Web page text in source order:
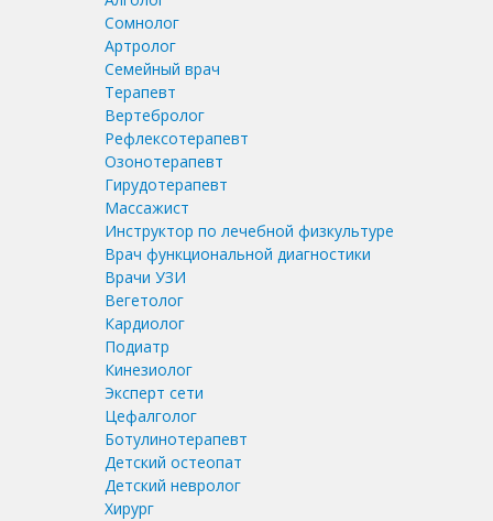
Сомнолог
Артролог
Семейный врач
Терапевт
Вертебролог
Рефлексотерапевт
Озонотерапевт
Гирудотерапевт
Массажист
Инструктор по лечебной физкультуре
Врач функциональной диагностики
Врачи УЗИ
Вегетолог
Кардиолог
Подиатр
Кинезиолог
Эксперт сети
Цефалголог
Ботулинотерапевт
Детский остеопат
Детский невролог
Хирург